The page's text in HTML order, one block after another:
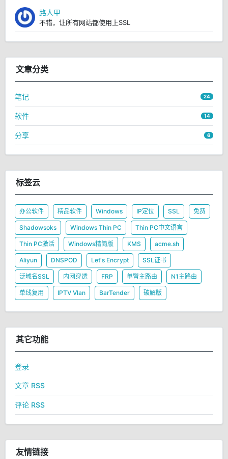
路人甲
不错，让所有网站都使用上SSL
文章分类
笔记 24
软件 14
分享 6
标签云
办公软件 精品软件 Windows IP定位 SSL 免费
Shadowsoks Windows Thin PC Thin PC中文语言
Thin PC激活 Windows精简版 KMS acme.sh
Aliyun DNSPOD Let's Encrypt SSL证书
泛域名SSL 内网穿透 FRP 单臂主路由 N1主路由
单线复用 IPTV Vlan BarTender 破解版
其它功能
登录
文章 RSS
评论 RSS
友情链接